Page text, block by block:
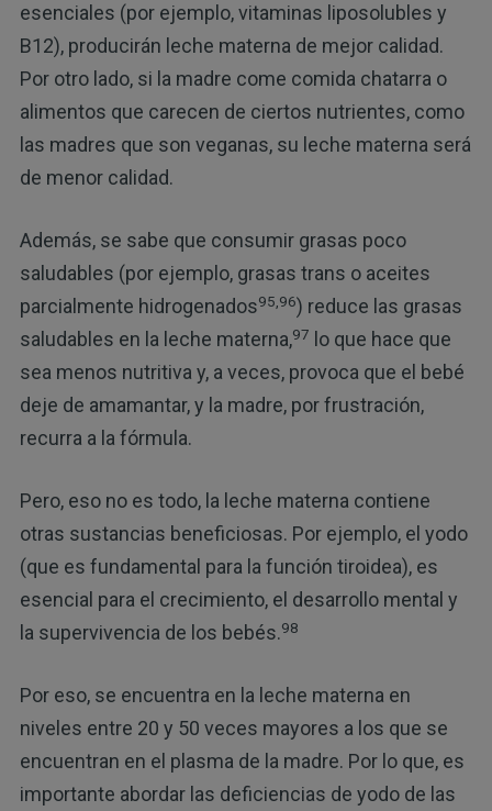
esenciales (por ejemplo, vitaminas liposolubles y
B12), producirán leche materna de mejor calidad.
Por otro lado, si la madre come comida chatarra o
alimentos que carecen de ciertos nutrientes, como
las madres que son veganas, su leche materna será
de menor calidad.
Además, se sabe que consumir grasas poco
saludables (por ejemplo, grasas trans o aceites
parcialmente hidrogenados95,96) reduce las grasas
saludables en la leche materna,97
lo que hace que
sea menos nutritiva y, a veces, provoca que el bebé
deje de amamantar, y la madre, por frustración,
recurra a la fórmula.
Pero, eso no es todo, la leche materna contiene
otras sustancias beneficiosas. Por ejemplo, el yodo
(que es fundamental para la función tiroidea), es
esencial para el crecimiento, el desarrollo mental y
la supervivencia de los bebés.98
Por eso, se encuentra en la leche materna en
niveles entre 20 y 50 veces mayores a los que se
encuentran en el plasma de la madre. Por lo que, es
importante abordar las deficiencias de yodo de las